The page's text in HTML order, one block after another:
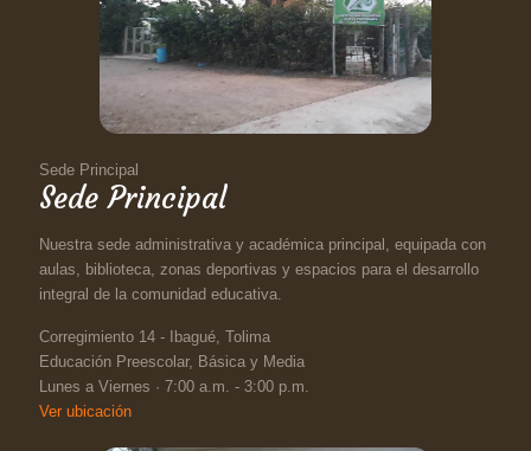
Sede Principal
Sede Principal
Nuestra sede administrativa y académica principal, equipada con
aulas, biblioteca, zonas deportivas y espacios para el desarrollo
integral de la comunidad educativa.
Corregimiento 14 - Ibagué, Tolima
Educación Preescolar, Básica y Media
Lunes a Viernes · 7:00 a.m. - 3:00 p.m.
Ver ubicación